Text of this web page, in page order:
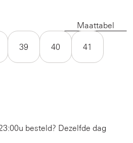
Maattabel
39 40 41
besteld? Dezelfde dag